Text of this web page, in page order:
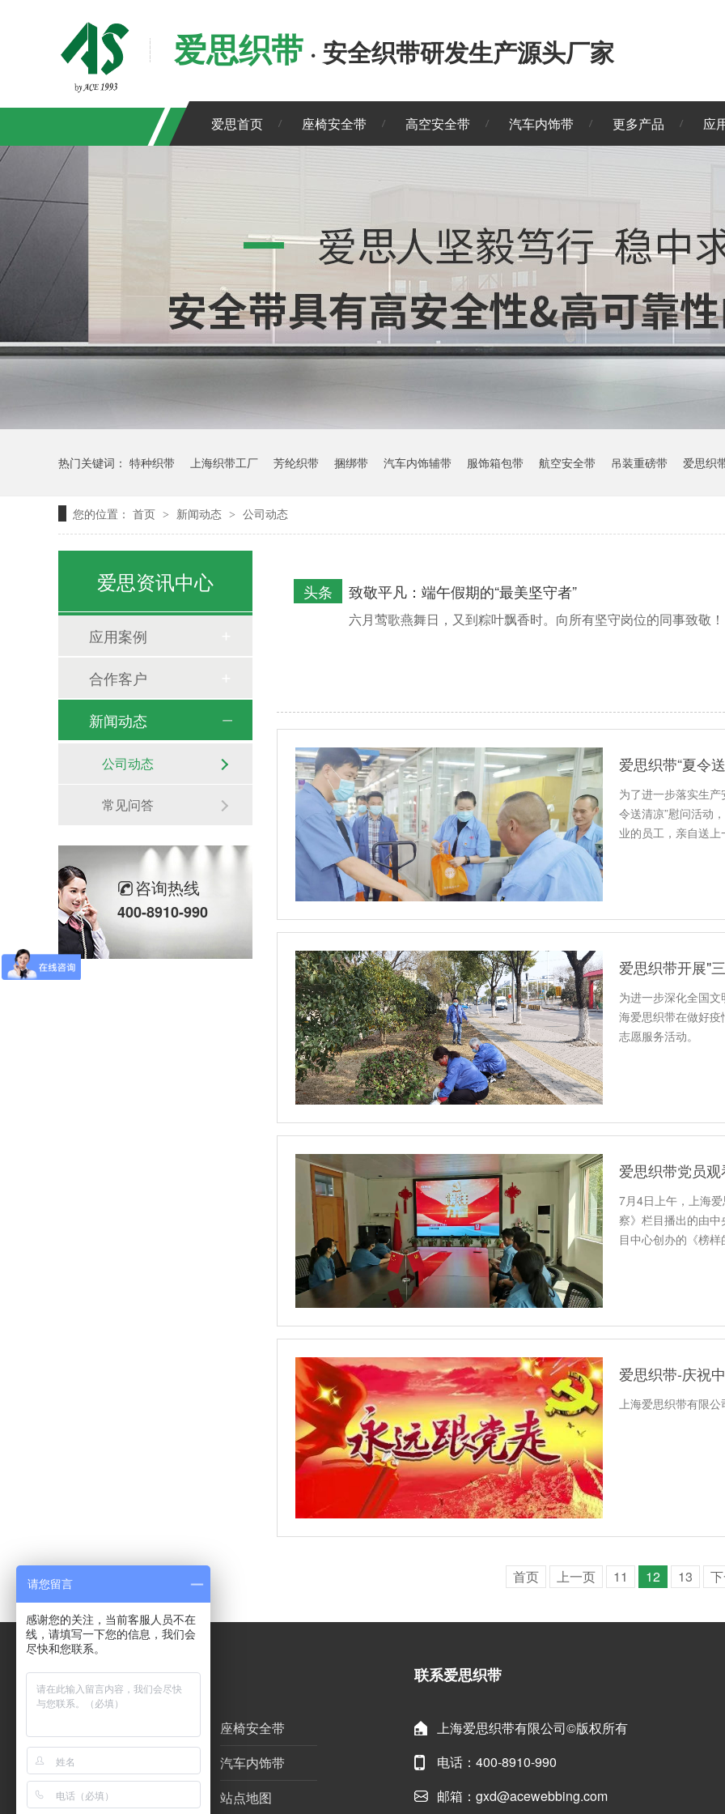
爱思织带 · 安全织带研发生产源头厂家
爱思首页 座椅安全带 高空安全带 汽车内饰带 更多产品 应
热门关键词： 特种织带 上海织带工厂 芳纶织带 捆绑带 汽车内饰辅带 服饰箱包带 航空安全带 吊装重磅带 爱思织
您的位置： 首页 > 新闻动态 > 公司动态
致敬平凡：端午假期的“最美坚守者”
头条
六月莺歌燕舞日，又到粽叶飘香时。向所有坚守岗位的同事致敬！
爱思织带“夏令
为了进一步落实生
令送清凉”慰问活动
业的员工，亲自送
爱思织带开展"
为进一步深化全国
海爱思织带在做好疫
志愿服务活动。
爱思织带党员
7月4日上午，上海
察》栏目播出的由
目中心创办的《榜
爱思织带-庆祝
上海爱思织带有限
首页 上一页 11 12 13
爱思资讯中心
应用案例
合作客户
新闻动态
公司动态
常见问答
咨询热线
400-8910-990
导航分类
座椅安全带
高空安全带
汽车内饰带
在线留言
站点地图
联系爱思织带
上海爱思织带有限公司©版权所有
电话：400-8910-990
邮箱：gxd@acewebbing.com
请您留言
感谢您的关注，当前客服人员不在
线，请填写一下您的信息，我们会
尽快和您联系。